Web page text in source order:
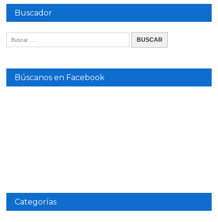
Buscador
Búscanos en Facebook
Categorías